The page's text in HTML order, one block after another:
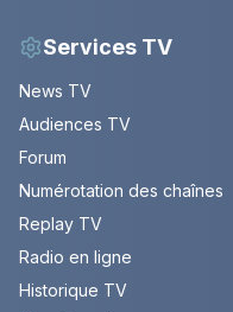
Services TV
News TV
Audiences TV
Forum
Numérotation des chaînes
Replay TV
Radio en ligne
Historique TV